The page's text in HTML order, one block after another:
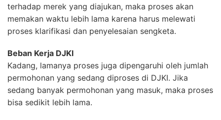
terhadap merek yang diajukan, maka proses akan
memakan waktu lebih lama karena harus melewati
proses klarifikasi dan penyelesaian sengketa.
Beban Kerja DJKI
Kadang, lamanya proses juga dipengaruhi oleh jumlah
permohonan yang sedang diproses di DJKI. Jika
sedang banyak permohonan yang masuk, maka proses
bisa sedikit lebih lama.